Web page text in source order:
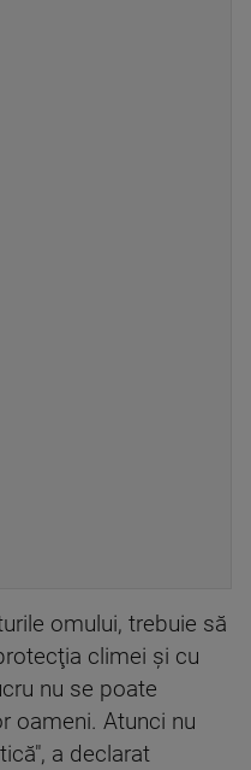
omului, trebuie să
climei şi cu
nu se poate
oameni. Atunci nu
a declarat